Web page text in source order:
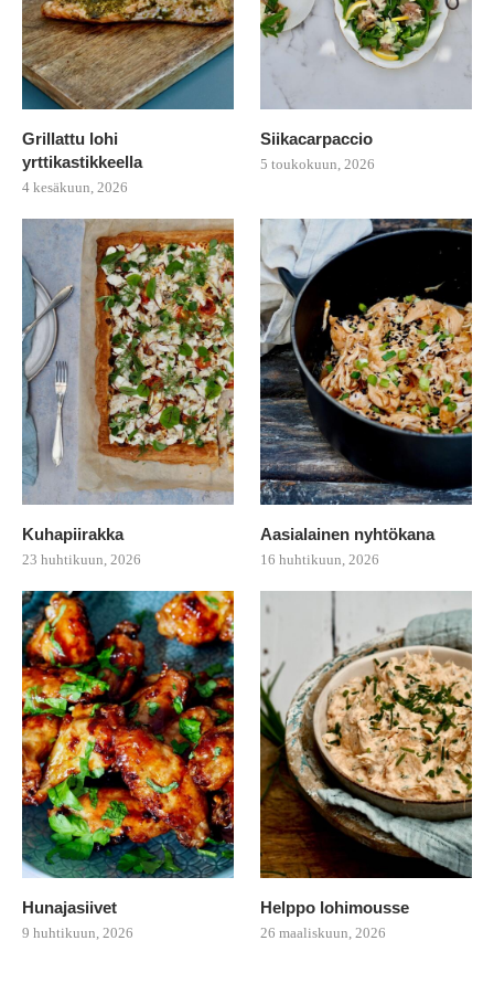
Grillattu lohi
yrttikastikkeella
4 kesäkuun, 2026
Siikacarpaccio
5 toukokuun, 2026
Kuhapiirakka
23 huhtikuun, 2026
Aasialainen nyhtökana
16 huhtikuun, 2026
Hunajasiivet
9 huhtikuun, 2026
Helppo lohimousse
26 maaliskuun, 2026